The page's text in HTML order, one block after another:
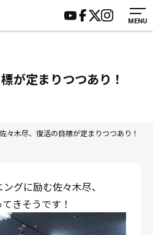
MENU
ボクシングジム
子市南町3-8 第2原嶋ビル1F
：042-622-7222
施設紹介
会員様の声
サポーター募集
が定まりつつあり！
佐々木尽、復活の目標が定まりつつあり！
グに励む佐々木尽、
きそうです！